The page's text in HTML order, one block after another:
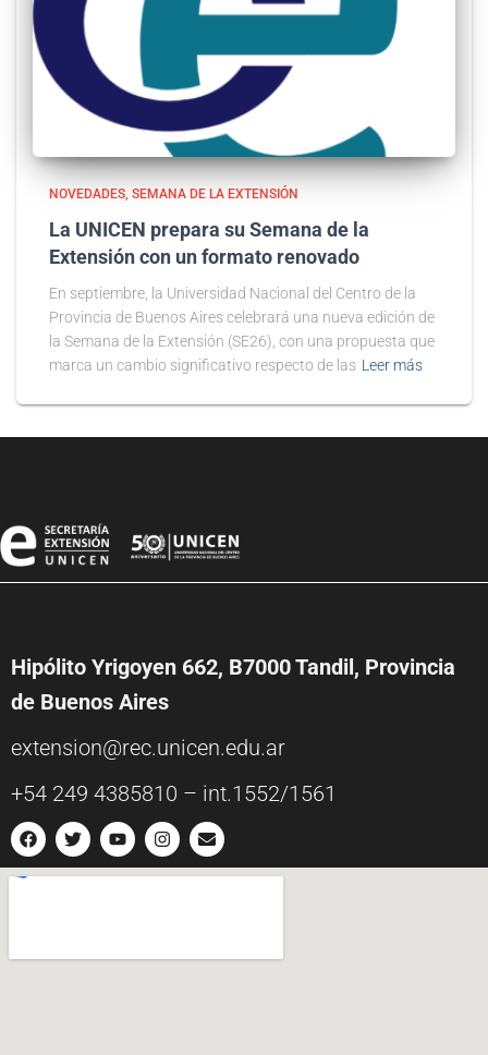
NOVEDADES SEMANA DE LA EXTENSIÓN
La UNICEN prepara su Semana de la
Extensión con un formato renovado
En septiembre, la Universidad Nacional del Centro de la
Provincia de Buenos Aires celebrará una nueva edición de
la Semana de la Extensión (SE26), con una propuesta que
marca un cambio significativo respecto de las Leer más
Hipólito Yrigoyen 662, B7000 Tandil, Provincia
de Buenos Aires
extension@rec.unicen.edu.ar
+54 249 4385810 – int.1552/1561